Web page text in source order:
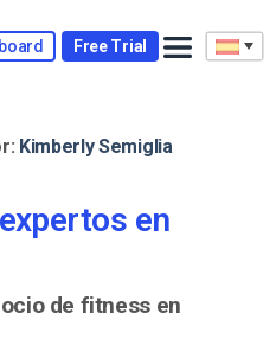
Free Trial
Kimberly Semiglia
en
de fitness en